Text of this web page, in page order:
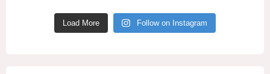
Load More Follow on Instagram